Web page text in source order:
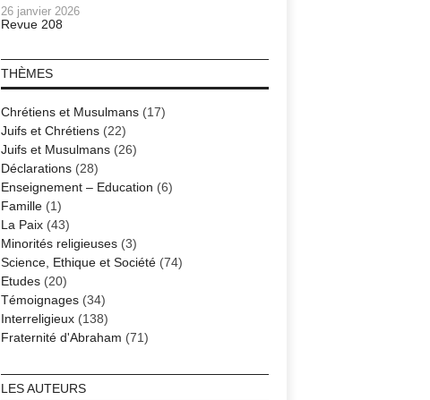
26 janvier 2026
Revue 208
THÈMES
Chrétiens et Musulmans(17)
Juifs et Chrétiens(22)
Juifs et Musulmans(26)
Déclarations(28)
Enseignement – Education (6)
Famille(1)
La Paix(43)
Minorités religieuses(3)
Science, Ethique et Société(74)
Etudes(20)
Témoignages(34)
Interreligieux(138)
Fraternité d'Abraham (71)
LES AUTEURS